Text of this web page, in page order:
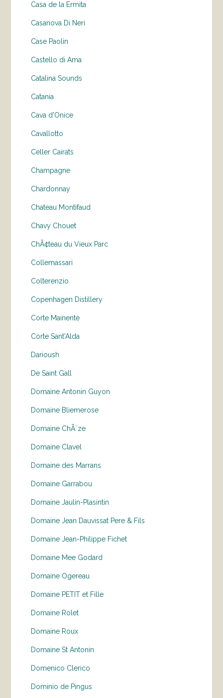
Casa de la Ermita
Casanova Di Neri
Case Paolin
Castello di Ama
Catalina Sounds
Catania
Cava d'Onice
Cavallotto
Celler Cairats
Champagne
Chardonnay
Chateau Montifaud
Chavy Chouet
ChÃ¢teau du Vieux Parc
Collemassari
Colterenzio
Copenhagen Distillery
Corte Mainente
Corte Sant'Alda
Darioush
De Saint Gall
Domaine Antonin Guyon
Domaine Bliemerose
Domaine ChÃ¨ze
Domaine Clavel
Domaine des Marrans
Domaine Garrabou
Domaine Jaulin-Plasintin
Domaine Jean Dauvissat Pere & Fils
Domaine Jean-Philippe Fichet
Domaine Mee Godard
Domaine Ogereau
Domaine PETIT et Fille
Domaine Rolet
Domaine Roux
Domaine St Antonin
Domenico Clerico
Dominio de Pingus